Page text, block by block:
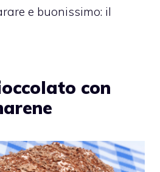
e buonissimo: il
con